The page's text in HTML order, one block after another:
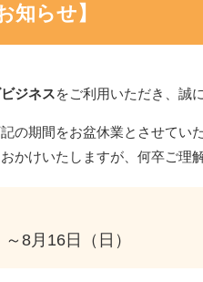
知らせ】
ジネスをご利用いただき、誠
の期間をお盆休業とさせてい
かけいたしますが、何卒ご理
8月16日（日）